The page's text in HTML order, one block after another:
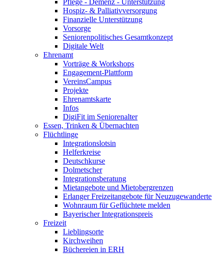
Pflege - Demenz - Unterstützung
Hospiz- & Palliativversorgung
Finanzielle Unterstützung
Vorsorge
Seniorenpolitisches Gesamtkonzept
Digitale Welt
Ehrenamt
Vorträge & Workshops
Engagement-Plattform
VereinsCampus
Projekte
Ehrenamtskarte
Infos
DigiFit im Seniorenalter
Essen, Trinken & Übernachten
Flüchtlinge
Integrationslotsin
Helferkreise
Deutschkurse
Dolmetscher
Integrationsberatung
Mietangebote und Mietobergrenzen
Erlanger Freizeitangebote für Neuzugewanderte
Wohnraum für Geflüchtete melden
Bayerischer Integrationspreis
Freizeit
Lieblingsorte
Kirchweihen
Büchereien in ERH